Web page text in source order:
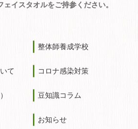
ェイスタオルをご持参ください。
て
整体師養成学校
コロナ感染対策
豆知識コラム
お知らせ